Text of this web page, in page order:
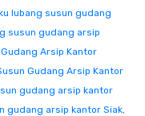
lubang susun gudang
susun gudang arsip
Arsip Kantor
Gudang Arsip Kantor
gudang arsip kantor
gudang arsip kantor Siak,